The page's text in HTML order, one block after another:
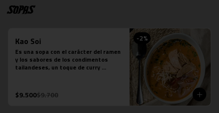
Sopas
-2%
Kao Soi
Es una sopa con el carácter del ramen
y los sabores de los condimentos
tailandeses, un toque de curry
de tocino, cilantro, repollo cocido,
cebolla morada, fideos de huevo y
$9.500$9.700